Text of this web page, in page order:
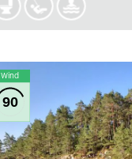
Wind
90